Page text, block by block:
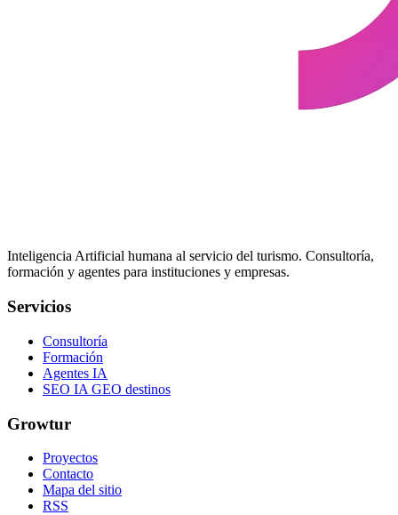
Inteligencia Artificial humana al servicio del turismo. Consultoría,
formación y agentes para instituciones y empresas.
Servicios
Consultoría
Formación
Agentes IA
SEO IA GEO destinos
Growtur
Proyectos
Contacto
Mapa del sitio
RSS